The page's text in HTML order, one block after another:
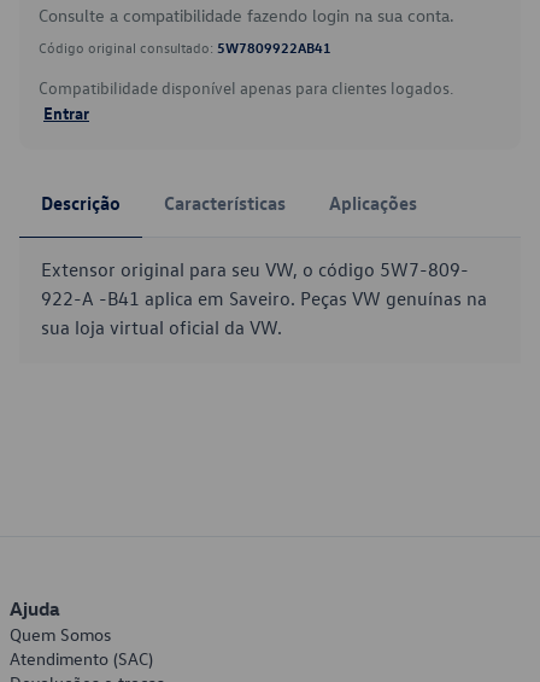
Consulte a compatibilidade fazendo login na sua conta.
Código original consultado: 5W7809922AB41
Compatibilidade disponível apenas para clientes logados.
Entrar
Descrição Características Aplicações
Extensor original para seu VW, o código 5W7-809-
922-A -B41 aplica em Saveiro. Peças VW genuínas na
sua loja virtual oficial da VW.
Ajuda
Quem Somos
Atendimento (SAC)